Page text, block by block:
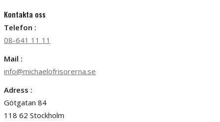
Kontakta oss
Telefon :
08-641 11 11
Mail :
info@michaelofrisorerna.se
Adress :
Götgatan 84
118 62 Stockholm